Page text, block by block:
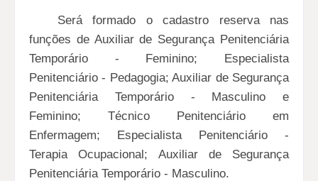
Será formado o cadastro reserva nas
funções de Auxiliar de Segurança Penitenciária
Temporário - Feminino; Especialista
Penitenciário - Pedagogia; Auxiliar de Segurança
Penitenciária Temporário - Masculino e
Feminino; Técnico Penitenciário em
Enfermagem; Especialista Penitenciário -
Terapia Ocupacional; Auxiliar de Segurança
Penitenciária Temporário - Masculino.